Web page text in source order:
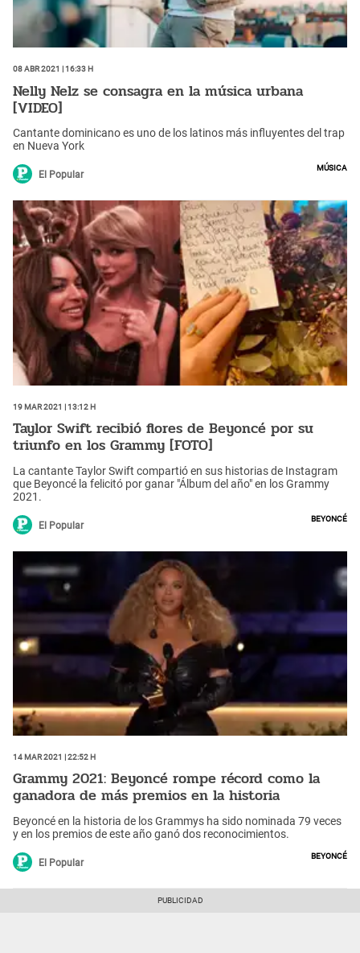
08 Abr 2021 | 16:33 h
Nelly Nelz se consagra en la música urbana
[VIDEO]
Cantante dominicano es uno de los latinos más influyentes del trap
en Nueva York
El Popular
Música
19 Mar 2021 | 13:12 h
Taylor Swift recibió flores de Beyoncé por su
triunfo en los Grammy [FOTO]
La cantante Taylor Swift compartió en sus historias de Instagram
que Beyoncé la felicitó por ganar "Álbum del año" en los Grammy
2021.
El Popular
Beyoncé
14 Mar 2021 | 22:52 h
Grammy 2021: Beyoncé rompe récord como la
ganadora de más premios en la historia
Beyoncé en la historia de los Grammys ha sido nominada 79 veces
y en los premios de este año ganó dos reconocimientos.
El Popular
Beyoncé